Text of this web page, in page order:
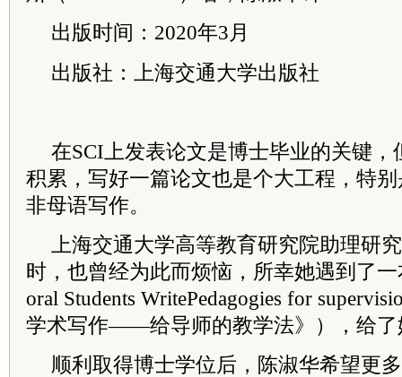
出版时间：2020年3月
出版社：上海交通大学出版社
在SCI上发表论文是博士毕业的关键
积累，写好一篇论文也是个大工程，特
非母语写作。
上海交通大学高等教育研究院助理研
时，也曾经为此而烦恼，所幸她遇到了
oral Students WritePedagogies for
学术写作——给导师的教学法》），给了
顺利取得博士学位后，陈淑华希望更